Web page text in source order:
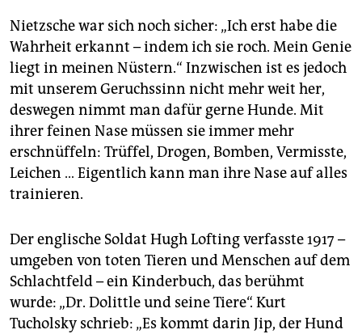
fragen & hilfe
unterstützen
abo
genossenschaft
epaper login
Nietzsche war sich noch sicher: „Ich erst habe die
Wahrheit erkannt – indem ich sie roch. Mein Genie
liegt in meinen Nüstern.“ Inzwischen ist es jedoch
mit unserem Geruchssinn nicht mehr weit her,
deswegen nimmt man dafür gerne Hunde. Mit
ihrer feinen Nase müssen sie immer mehr
erschnüffeln: Trüffel, Drogen, Bomben, Vermisste,
Leichen … Eigentlich kann man ihre Nase auf alles
trainieren.
Der englische Soldat Hugh Lofting verfasste 1917 –
umgeben von toten Tieren und Menschen auf dem
Schlachtfeld – ein Kinderbuch, das berühmt
wurde: „Dr. Dolittle und seine Tiere“. Kurt
Tucholsky schrieb: „Es kommt darin Jip, der Hund